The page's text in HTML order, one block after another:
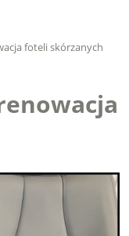
foteli skórzanych